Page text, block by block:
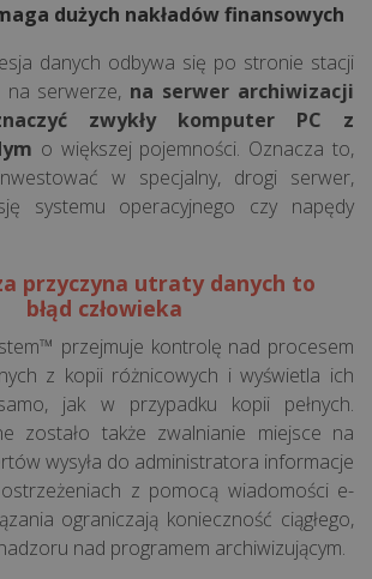
dużych nakładów finansowych
danych odbywa się po stronie stacji
serwerze, na serwer archiwizacji
zwykły komputer PC z
o większej pojemności. Oznacza to,
w specjalny, drogi serwer,
systemu operacyjnego czy napędy
przyczyna utraty danych to
błąd człowieka
przejmuje kontrolę nad procesem
z kopii różnicowych i wyświetla ich
jak w przypadku kopii pełnych.
zostało także zwalnianie miejsce na
wysyła do administratora informacje
z pomocą wiadomości e-
ograniczają konieczność ciągłego,
nad programem archiwizującym.